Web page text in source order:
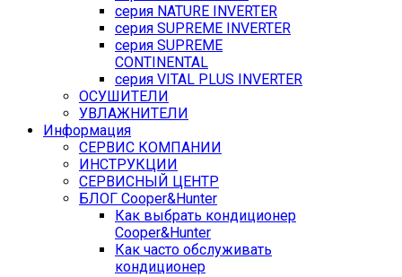
серия NATURE INVERTER
серия SUPREME INVERTER
серия SUPREME
CONTINENTAL
серия VITAL PLUS INVERTER
ОСУШИТЕЛИ
УВЛАЖНИТЕЛИ
Информация
СЕРВИС КОМПАНИИ
ИНСТРУКЦИИ
СЕРВИСНЫЙ ЦЕНТР
БЛОГ Cooper&Hunter
Как выбрать кондиционер
Cooper&Hunter
Как часто обслуживать
кондиционер